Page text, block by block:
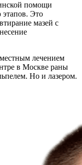
помощи
этапов. Это
мазей с
лечением
в Москве раны
Но и лазером.